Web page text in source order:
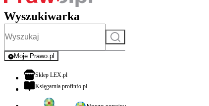
Wyszukiwarka
Szukaj
Moje Prawo.pl
- rejestracja i logowanie do serwisu
Sklep LEX.plotwiera się w nowej karcie
Księgarnia profinfo.plotwiera się w nowej karcie